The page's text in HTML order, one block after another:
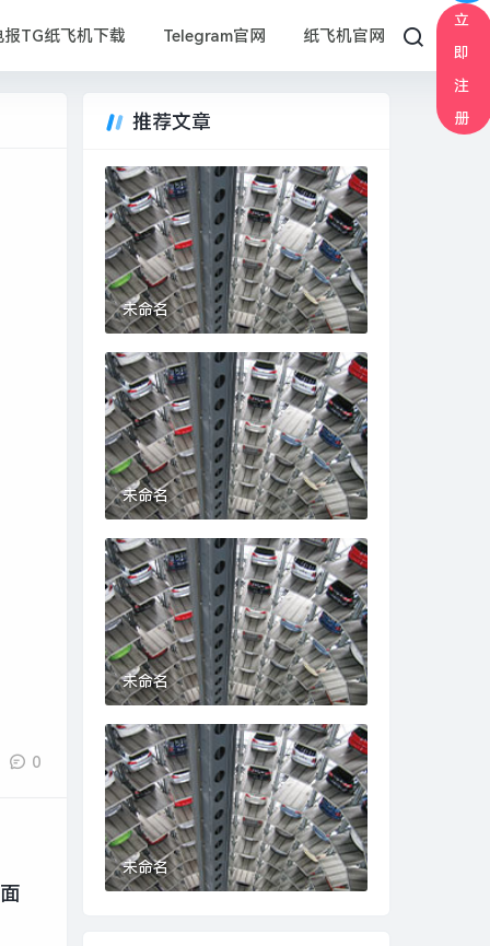
报TG纸飞机下载 Telegram官网 纸飞机官网
立
即
注
册
0
推荐文章
未命名
未命名
未命名
未命名